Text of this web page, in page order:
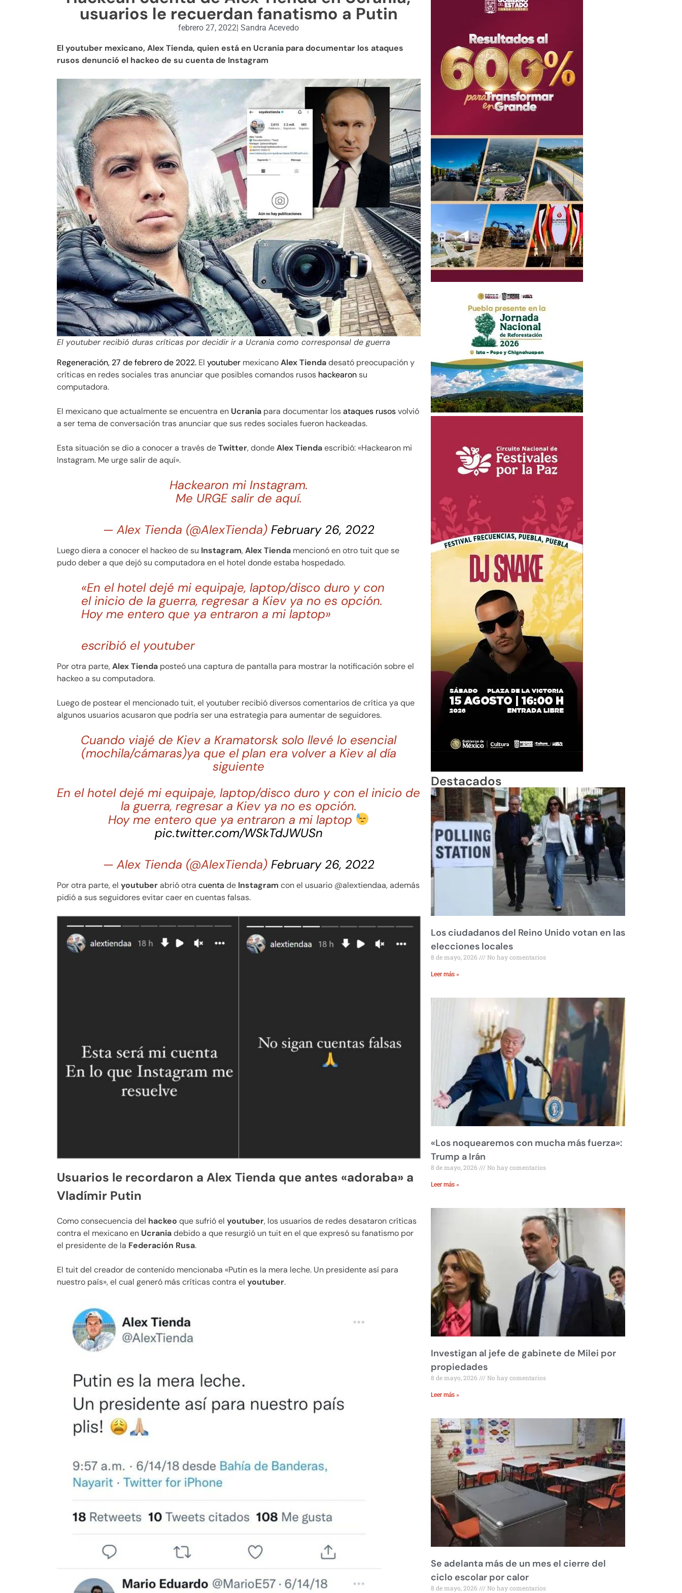
usuarios le recuerdan fanatismo a Putin
febrero 27, 2022 Sandra Acevedo
El youtuber mexicano, Alex Tienda, quien está en Ucrania para documentar los ataques
rusos denunció el hackeo de su cuenta de Instagram
El youtuber recibió duras críticas por decidir ir a Ucrania como corresponsal de guerra
Regeneración, 27 de febrero de 2022. El youtuber mexicanoAlex Tiendadesató preocupación y
críticas en redes sociales tras anunciar que posibles comandos rusos hackearonsu
computadora.
El mexicano que actualmente se encuentra en Ucrania para documentar losataques rusosvolvió
a ser tema de conversación tras anunciar que sus redes sociales fueron hackeadas.
Esta situación se dio a conocer a través deTwitter, dondeAlex Tiendaescribió: «Hackearon mi
Instagram. Me urge salir de aquí».
Hackearon mi Instagram.
Me URGE salir de aquí.
— Alex Tienda (@AlexTienda) February 26, 2022
Luego diera a conocer el hackeo de su Instagram,Alex Tienda mencionó en otro tuit que se
pudo deber a que dejó su computadora en el hotel donde estaba hospedado.
«En el hotel dejé mi equipaje, laptop/disco duro y con
el inicio de la guerra, regresar a Kiev ya no es opción.
Hoy me entero que ya entraron a mi laptop»
escribió el youtuber
Por otra parte,Alex Tienda posteó una captura de pantalla para mostrar la notificación sobre el
hackeo a su computadora.
Luego de postear el mencionado tuit, el youtuber recibió diversos comentarios de crítica ya que
algunos usuarios acusaron que podría ser una estrategia para aumentar de seguidores.
Cuando viajé de Kiev a Kramatorsk solo llevé lo esencial
(mochila/cámaras)ya que el plan era volver a Kiev al día
siguiente
En el hotel dejé mi equipaje, laptop/disco duro y con el inicio de
la guerra, regresar a Kiev ya no es opción.
Hoy me entero que ya entraron a mi laptop
pic.twitter.com/WSkTdJWUSn
— Alex Tienda (@AlexTienda) February 26, 2022
Por otra parte, el youtuberabrió otra cuenta de Instagram con el usuario @alextiendaa, además
pidió a sus seguidores evitar caer en cuentas falsas.
Usuarios le recordaron a Alex Tienda que antes «adoraba» a
Vladímir Putin
Como consecuencia del hackeo que sufrió el youtuber, los usuarios de redes desataron críticas
contra el mexicano en Ucraniadebido a que resurgió un tuit en el que expresó su fanatismo por
el presidente de la Federación Rusa.
El tuit del creador de contenido mencionaba «Putin es la mera leche. Un presidente así para
nuestro país», el cual generó más críticas contra el youtuber.
Destacados
Los ciudadanos del Reino Unido votan en las
elecciones locales
8 de mayo, 2026 No hay comentarios
Leer más »
«Los noquearemos con mucha más fuerza»:
Trump a Irán
8 de mayo, 2026 No hay comentarios
Leer más »
Investigan al jefe de gabinete de Milei por
propiedades
8 de mayo, 2026 No hay comentarios
Leer más »
Se adelanta más de un mes el cierre del
ciclo escolar por calor
8 de mayo, 2026 No hay comentarios